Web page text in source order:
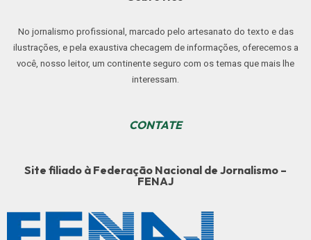
No jornalismo profissional, marcado pelo artesanato do texto e das
ilustrações, e pela exaustiva checagem de informações, oferecemos a
você, nosso leitor, um continente seguro com os temas que mais lhe
interessam.
CONTATE
Site filiado à Federação Nacional de Jornalismo –
FENAJ